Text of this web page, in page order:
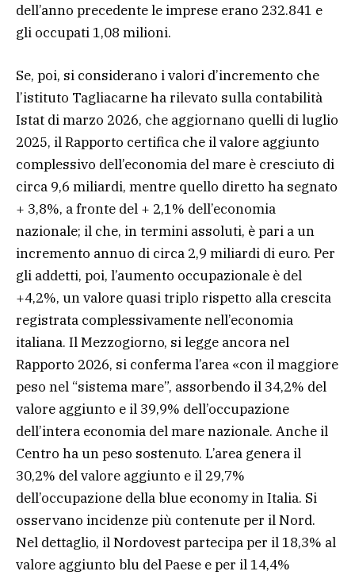
dell’anno precedente le imprese erano 232.841 e
gli occupati 1,08 milioni.
Se, poi, si considerano i valori d’incremento che
l’istituto Tagliacarne ha rilevato sulla contabilità
Istat di marzo 2026, che aggiornano quelli di luglio
2025, il Rapporto certifica che il valore aggiunto
complessivo dell’economia del mare è cresciuto di
circa 9,6 miliardi, mentre quello diretto ha segnato
+ 3,8%, a fronte del + 2,1% dell’economia
nazionale; il che, in termini assoluti, è pari a un
incremento annuo di circa 2,9 miliardi di euro. Per
gli addetti, poi, l’aumento occupazionale è del
+4,2%, un valore quasi triplo rispetto alla crescita
registrata complessivamente nell’economia
italiana. Il Mezzogiorno, si legge ancora nel
Rapporto 2026, si conferma l’area «con il maggiore
peso nel “sistema mare”, assorbendo il 34,2% del
valore aggiunto e il 39,9% dell’occupazione
dell’intera economia del mare nazionale. Anche il
Centro ha un peso sostenuto. L’area genera il
30,2% del valore aggiunto e il 29,7%
dell’occupazione della blue economy in Italia. Si
osservano incidenze più contenute per il Nord.
Nel dettaglio, il Nordovest partecipa per il 18,3% al
valore aggiunto blu del Paese e per il 14,4%